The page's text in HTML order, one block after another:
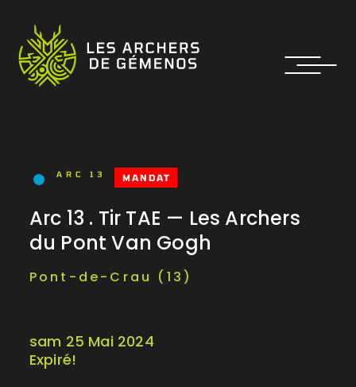
ARC 13 MANDAT
sam 25 Mai 2024
Expiré!
Arc 13 . Tir TAE — Les Archers
du Pont Van Gogh
Pont-de-Crau (13)